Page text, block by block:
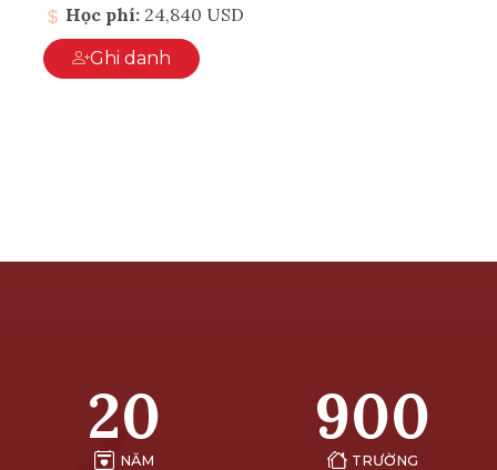
Học phí: 24,840 USD
Ghi danh
20
NĂM
900
TRƯỜNG